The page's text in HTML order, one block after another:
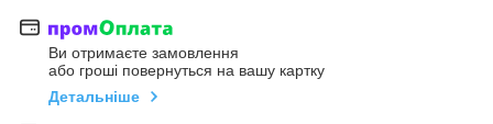
Ви отримаєте замовлення
або гроші повернуться на вашу картку
Детальніше